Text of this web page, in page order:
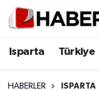
Isparta Türkiye
HABERLER ISPARTA
Isparta
Isparta